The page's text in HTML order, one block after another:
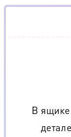
В ящике